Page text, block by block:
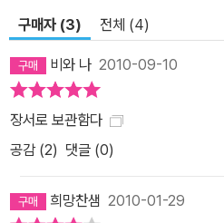
구매자 (3) 전체 (4)
비와 나 2010-09-10
장서로 보관함다
공감 (2) 댓글 (0)
희망찬샘 2010-01-29